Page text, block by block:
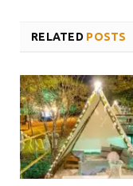
RELATED POSTS